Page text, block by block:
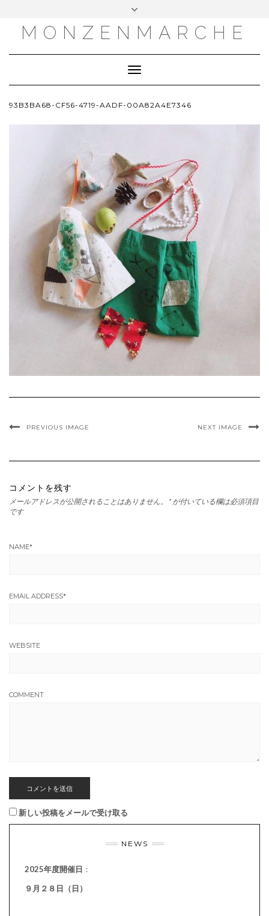
MONZENMARCHE
Toggle
Navigation
93B3BA68-CF56-4719-AADF-00A82A4E7346
PREVIOUS IMAGE NEXT IMAGE
コメントを残す
メールアドレスが公開されることはありません。 * が付いている欄は必須項目
です
NAME*
EMAIL ADDRESS*
WEBSITE
COMMENT
新しい投稿をメールで受け取る
NEWS
2025年度開催日 ：
９月２８日（日）